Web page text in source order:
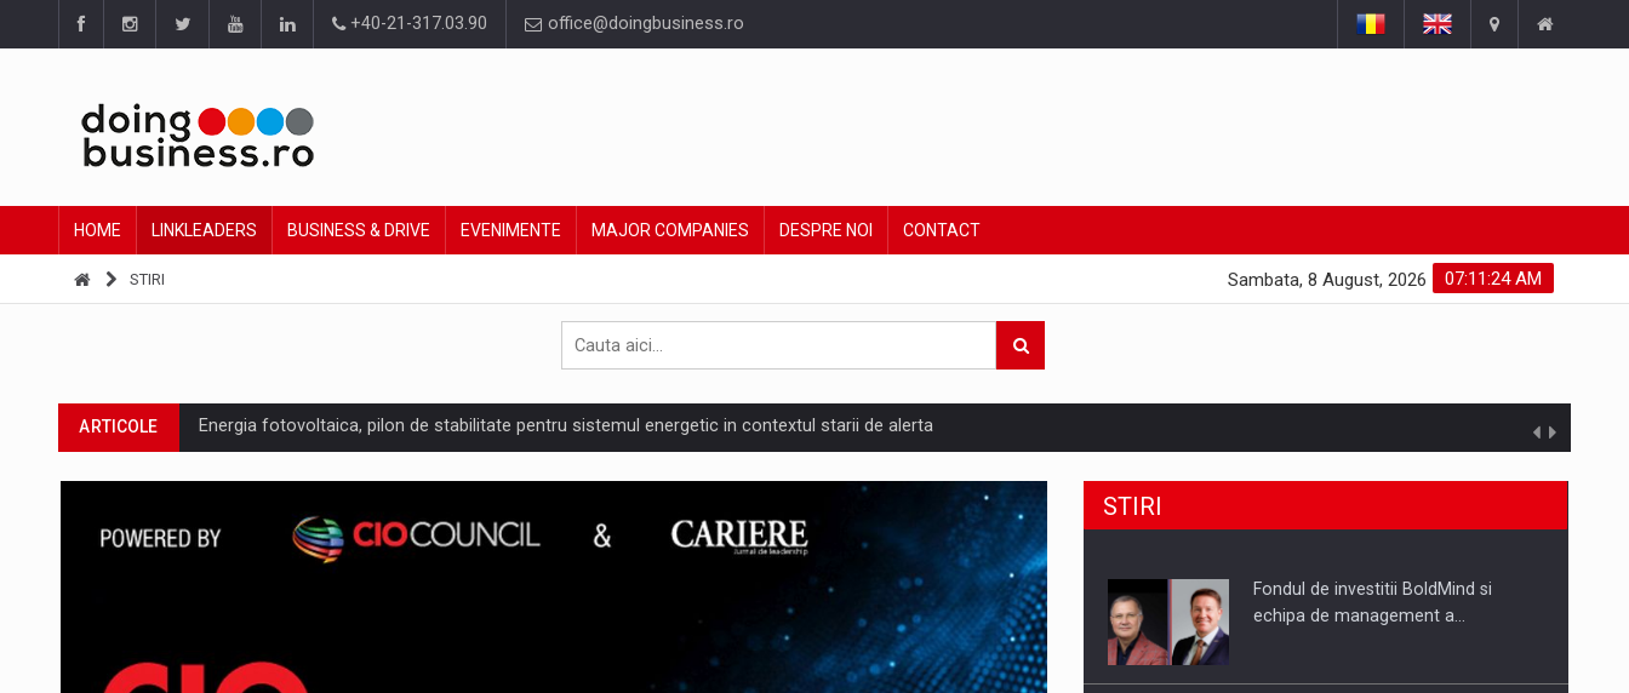
+40-21-317.03.90 office@doingbusiness.ro
HOME LINKLEADERS BUSINESS & DRIVE EVENIMENTE MAJOR COMPANIES DESPRE NOI CONTACT
STIRI 07:11:25 AM
Sambata, 8 August, 2026
ARTICOLE Energia fotovoltaica, pilon de stabilitate pentru sistemul energetic in contextul starii de alerta
ARTICOLE Cum invatam sa spunem nu intr-o cultura care pedepseste granitele?
ARTICOLE Ingredient Spotlight: What SKU Level Tracking Reveals About Bakuchiol's Evolution
Producatorii si comerciantii care nu se supun noilor reglementari UE privind ambalajele pot risca retragerea produselor din piata
STIRI
Fondul de investitii BoldMind si
echipa de management a…